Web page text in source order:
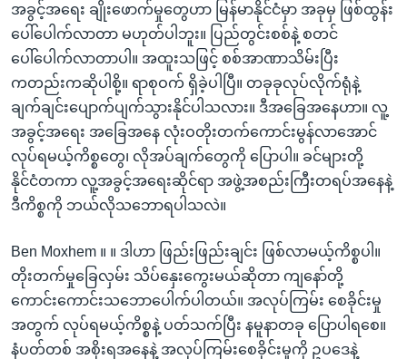
အခွင့်အရေး ချိုးဖောက်မှုတွေဟာ မြန်မာနိုင်ငံမှာ အခုမှ ဖြစ်ထွန်း
ပေါ်ပေါက်လာတာ မဟုတ်ပါဘူး။ ပြည်တွင်းစစ်နဲ့ စတင်
ပေါ်ပေါက်လာတာပါ။ အထူးသဖြင့် စစ်အာဏာသိမ်းပြီး
ကတည်းကဆိုပါစို့။ ရာစုဝက် ရှိခဲ့ပါပြီ။ တခုခုလုပ်လိုက်ရုံနဲ့
ချက်ချင်းပျောက်ပျက်သွားနိုင်ပါသလား။ ဒီအခြေအနေဟာ။ လူ့
အခွင့်အရေး အခြေအနေ လုံးဝတိုးတက်ကောင်းမွန်လာအောင်
လုပ်ရမယ့်ကိစ္စတွေ၊ လိုအပ်ချက်တွေကို ပြောပါ။ ခင်များတို့
နိုင်ငံတကာ လူ့အခွင့်အရေးဆိုင်ရာ အဖွဲ့အစည်းကြီးတရပ်အနေနဲ့
ဒီကိစ္စကို ဘယ်လိုသဘောရပါသလဲ။
Ben Moxhem ။ ။ ဒါဟာ ဖြည်းဖြည်းချင်း ဖြစ်လာမယ့်ကိစ္စပါ။
တိုးတက်မှုခြေလှမ်း သိပ်နှေးကွေးမယ်ဆိုတာ ကျနော်တို့
ကောင်းကောင်းသဘောပေါက်ပါတယ်။ အလုပ်ကြမ်း စေခိုင်းမှု
အတွက် လုပ်ရမယ့်ကိစ္စနဲ့ ပတ်သက်ပြီး နမူနာတခု ပြောပါရစေ။
နံပတ်တစ် အစိုးရအနေနဲ့ အလုပ်ကြမ်းစေခိုင်းမှုကို ဥပဒေနဲ့